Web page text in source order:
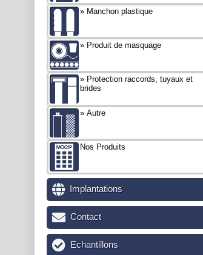
Manchon plastique
Produit de masquage
Protection raccords, tuyaux et
brides
Autre
Nos Produits
Implantations
Contact
Echantillons